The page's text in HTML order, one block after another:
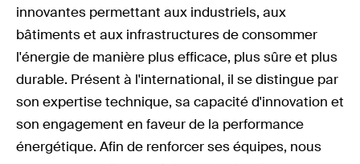
innovantes permettant aux industriels, aux
bâtiments et aux infrastructures de consommer
l'énergie de manière plus efficace, plus sûre et plus
durable. Présent à l'international, il se distingue par
son expertise technique, sa capacité d'innovation et
son engagement en faveur de la performance
énergétique. Afin de renforcer ses équipes, nous